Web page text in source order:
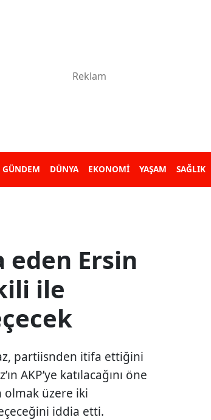
GÜNDEM DÜNYA EKONOMİ YAŞAM SAĞLIK
eden Ersin
ile
partiisnden itifa ettiğini
AKP’ye katılacağını öne
olmak üzere iki
iddia etti.